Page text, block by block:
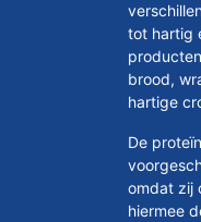
tot hartig
brood,
hartige
De
omdat zij
hiermee